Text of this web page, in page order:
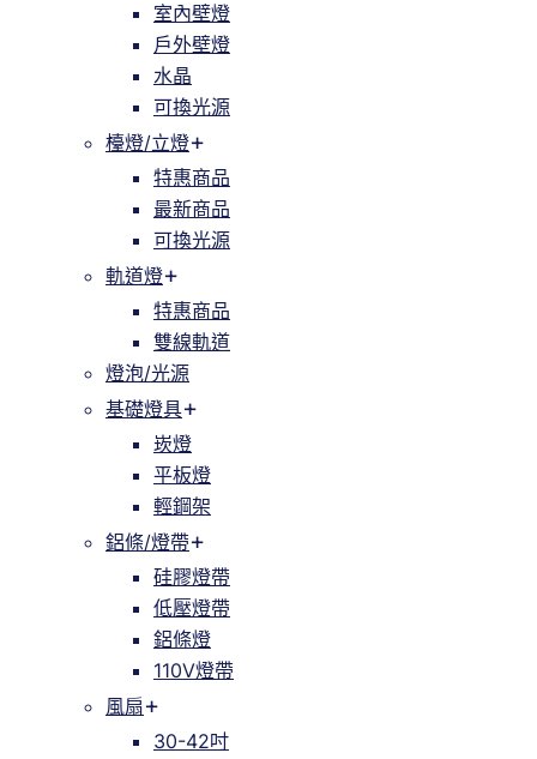
室內壁燈
戶外壁燈
水晶
可換光源
檯燈/立燈
特惠商品
最新商品
可換光源
軌道燈
特惠商品
雙線軌道
燈泡/光源
基礎燈具
崁燈
平板燈
輕鋼架
鋁條/燈帶
硅膠燈帶
低壓燈帶
鋁條燈
110V燈帶
風扇
30-42吋